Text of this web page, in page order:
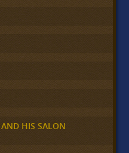
HIS SALON